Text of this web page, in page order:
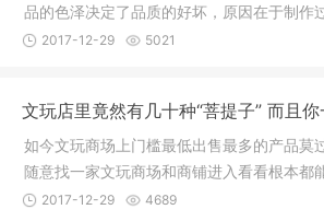
品的色泽决定了品质的好坏，原因在于制作
且光泽度
2017-12-29 5021
文玩店里竟然有几十种“菩提子” 而且你
如今文玩商场上门槛最低出售最多的产品莫
随意找一家文玩商场和商铺进入看看根本都
的疑似植
2017-12-29 4689